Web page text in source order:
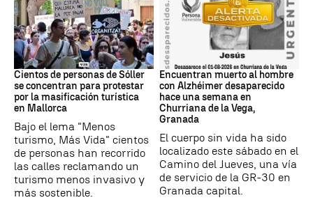
Protestas
Cientos de personas de Sóller
se concentran para protestar
por la masificación turística
en Mallorca
Bajo el lema "Menos
turismo, Más Vida" cientos
de personas han recorrido
las calles reclamando un
turismo menos invasivo y
más sostenible.
granada
Encuentran muerto al hombre
con Alzhéimer desaparecido
hace una semana en
Churriana de la Vega,
Granada
El cuerpo sin vida ha sido
localizado este sábado en el
Camino del Jueves, una vía
de servicio de la GR-30 en
Granada capital.